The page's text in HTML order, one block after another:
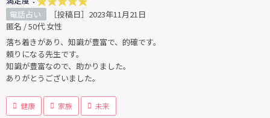
電話占い
［投稿日］2023年11月21日
匿名 / 50代 女性
落ち着きがあり、知識が豊富で、的確です。
頼りになる先生です。
知識が豊富なので、助かりました。
ありがとうございました。
健康 家族 未来